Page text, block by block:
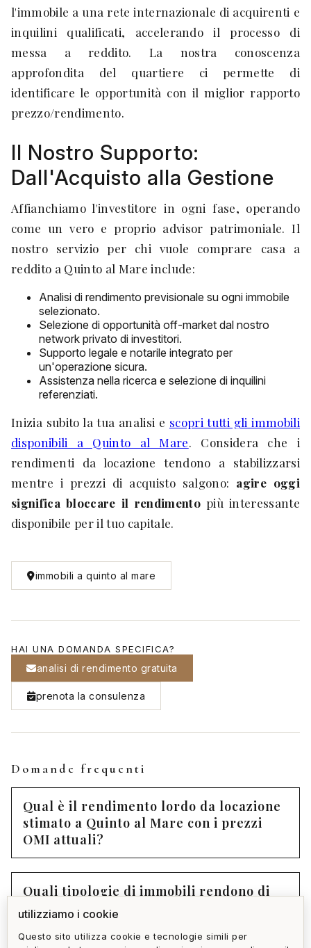
l'immobile a una rete internazionale di acquirenti e
inquilini qualificati, accelerando il processo di
messa a reddito. La nostra conoscenza
approfondita del quartiere ci permette di
identificare le opportunità con il miglior rapporto
prezzo/rendimento.
Il Nostro Supporto:
Dall'Acquisto alla Gestione
Affianchiamo l'investitore in ogni fase, operando
come un vero e proprio advisor patrimoniale. Il
nostro servizio per chi vuole comprare casa a
reddito a Quinto al Mare include:
Analisi di rendimento previsionale su ogni immobile
selezionato.
Selezione di opportunità off-market dal nostro
network privato di investitori.
Supporto legale e notarile integrato per
un'operazione sicura.
Assistenza nella ricerca e selezione di inquilini
referenziati.
Inizia subito la tua analisi e scopri tutti gli immobili
disponibili a Quinto al Mare. Considera che i
rendimenti da locazione tendono a stabilizzarsi
mentre i prezzi di acquisto salgono: agire oggi
significa bloccare il rendimentopiù interessante
disponibile per il tuo capitale.
immobili a quinto al mare
HAI UNA DOMANDA SPECIFICA?
analisi di rendimento gratuita
prenota la consulenza
Domande frequenti
Qual è il rendimento lordo da locazione
stimato a Quinto al Mare con i prezzi
OMI attuali?
Quali tipologie di immobili rendono di
più ad Quinto al Mare?
utilizziamo i cookie
Questo sito utilizza cookie e tecnologie simili per